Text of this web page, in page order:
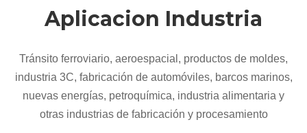
Aplicacion Industria
Tránsito ferroviario, aeroespacial, productos de moldes,
industria 3C, fabricación de automóviles, barcos marinos,
nuevas energías, petroquímica, industria alimentaria y
otras industrias de fabricación y procesamiento